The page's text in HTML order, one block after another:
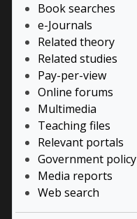
Book searches
e-Journals
Related theory
Related studies
Pay-per-view
Online forums
Multimedia
Teaching files
Relevant portals
Government policy
Media reports
Web search